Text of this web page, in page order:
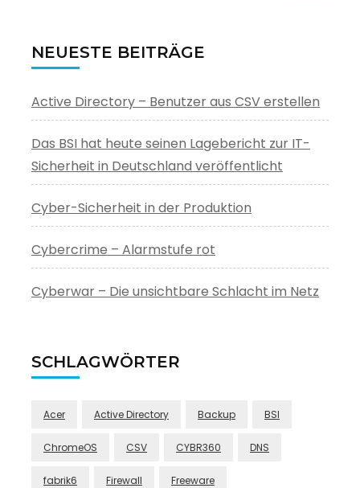
NEUESTE BEITRÄGE
Active Directory – Benutzer aus CSV erstellen
Das BSI hat heute seinen Lagebericht zur IT-
Sicherheit in Deutschland veröffentlicht
Cyber-Sicherheit in der Produktion
Cybercrime – Alarmstufe rot
Cyberwar – Die unsichtbare Schlacht im Netz
SCHLAGWÖRTER
Acer Active Directory Backup BSI
ChromeOS CSV CYBR360 DNS
fabrik6 Firewall Freeware